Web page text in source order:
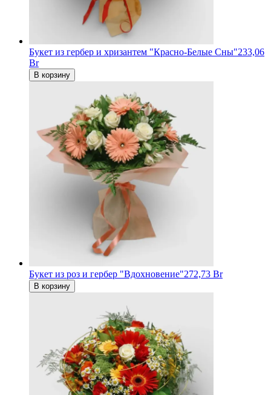
Букет из гербер и хризантем "Красно-Белые Сны"233,06
Br
В корзину
Букет из роз и гербер "Вдохновение"272,73 Br
В корзину